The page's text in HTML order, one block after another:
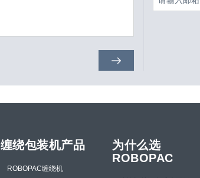
缠绕包装机产品
ROBOPAC缠绕机
为什么选
ROBOPAC